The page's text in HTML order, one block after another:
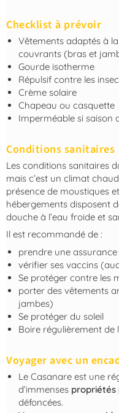
Checklist à prévoir
Vêtements adaptés à
couvrants (bras et
Gourde isotherme
Répulsif contre les
Crème solaire
Chapeau ou casquette
Imperméable si saison
Conditions sanitaires
Les conditions sanitaires
mais c’est un climat
présence de moustiques
hébergements disposent
douche à l’eau froide et
Il est recommandé de :
prendre une
vérifier ses vaccins
Se protéger contre les
porter des vêtements
jambes)
Se protéger du soleil
Boire régulièrement de
Voyager avec un
Le Casanare est une
d’immenses propriétés
défoncées.